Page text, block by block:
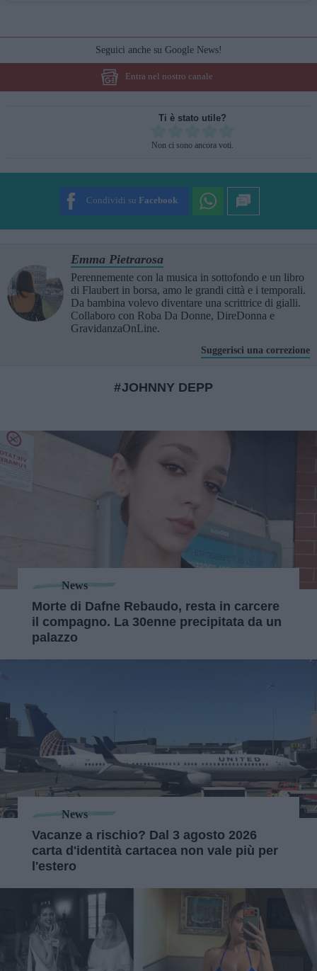
Seguici anche su Google News!
Entra nel nostro canale
Ti è stato utile?
Non ci sono ancora voti.
Condividi su Facebook
Emma Pietrarosa
Perennemente con la musica in sottofondo e un libro
di Flaubert in borsa, amo le grandi città e i temporali.
Da bambina volevo diventare una scrittrice di gialli.
Collaboro con Roba Da Donne, DireDonna e
GravidanzaOnLine.
Suggerisci una correzione
JOHNNY DEPP
News
Morte di Dafne Rebaudo, resta in carcere
il compagno. La 30enne precipitata da un
palazzo
News
Vacanze a rischio? Dal 3 agosto 2026
carta d'identità cartacea non vale più per
l'estero